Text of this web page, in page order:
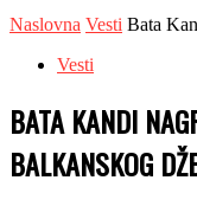
Naslovna Vesti Bata
Vesti
BATA KANDI
BALKANSKOG